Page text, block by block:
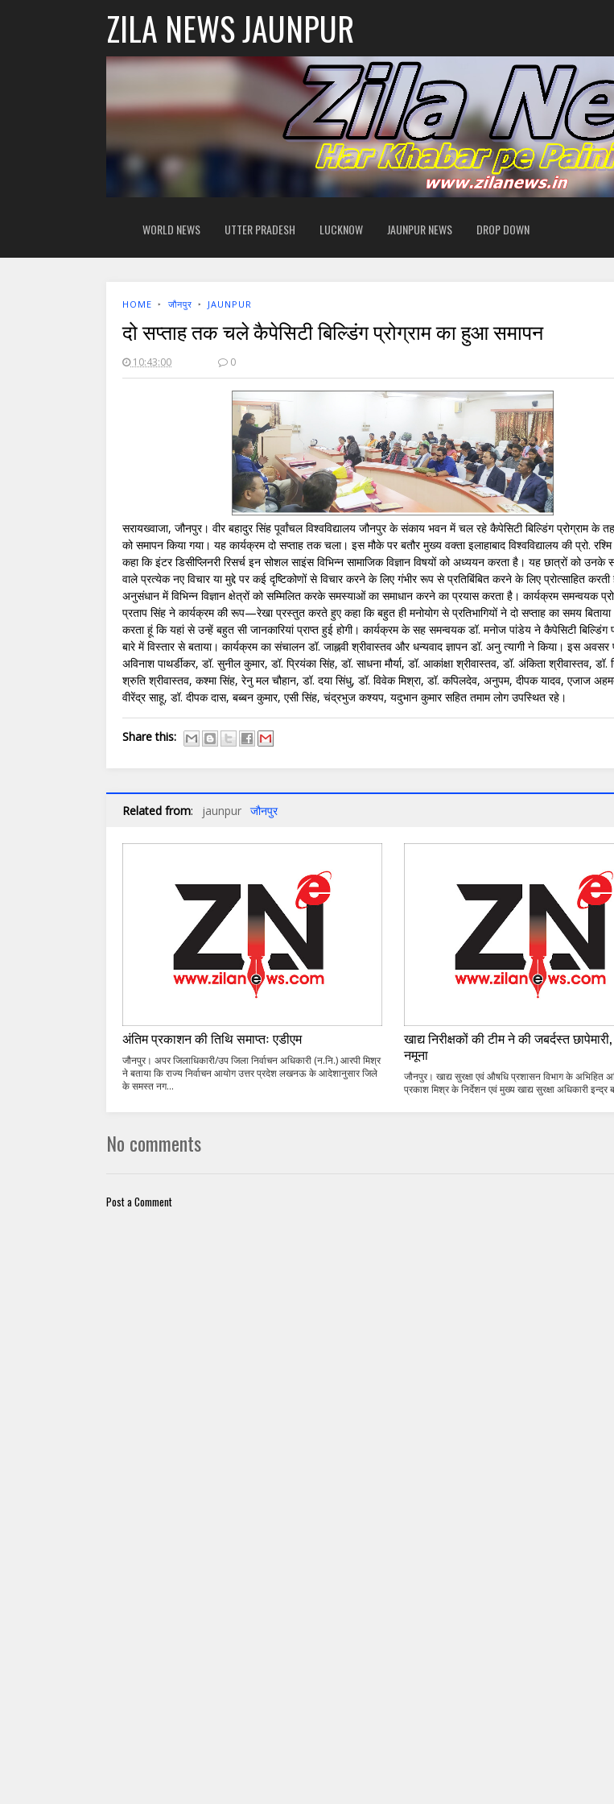
ZILA NEWS JAUNPUR
WORLD NEWS UTTER PRADESH LUCKNOW JAUNPUR NEWS DROP DOWN
HOME ‣ जौनपुर ‣ JAUNPUR
दो सप्ताह तक चले कैपेसिटी बिल्डिंग प्रोग्राम का हुआ समापन
10:43:00 0
सरायख्वाजा, जौनपुर। वीर बहादुर सिंह पूर्वांचल विश्वविद्यालय जौनपुर के संकाय भवन में चल रहे कैपेसिटी बिल्डिंग प्रोग्राम के
को समापन किया गया। यह कार्यक्रम दो सप्ताह तक चला। इस मौके पर बतौर मुख्य वक्ता इलाहाबाद विश्वविद्यालय की प्रो.
कहा कि इंटर डिसीप्लिनरी रिसर्च इन सोशल साइंस विभिन्न सामाजिक विज्ञान विषयों को अध्ययन करता है। यह छात्रों को
वाले प्रत्येक नए विचार या मुद्दे पर कई दृष्टिकोणों से विचार करने के लिए गंभीर रूप से प्रतिबिंबित करने के लिए प्रोत्साहित
अनुसंधान में विभिन्न विज्ञान क्षेत्रों को सम्मिलित करके समस्याओं का समाधान करने का प्रयास करता है। कार्यक्रम समन्वयक
प्रताप सिंह ने कार्यक्रम की रूप—रेखा प्रस्तुत करते हुए कहा कि बहुत ही मनोयोग से प्रतिभागियों ने दो सप्ताह का समय
करता हूं कि यहां से उन्हें बहुत सी जानकारियां प्राप्त हुई होगी। कार्यक्रम के सह समन्वयक डॉ. मनोज पांडेय ने कैपेसिटी बिल्डिंग
बारे में विस्तार से बताया। कार्यक्रम का संचालन डॉ. जाह्नवी श्रीवास्तव और धन्यवाद ज्ञापन डॉ. अनु त्यागी ने किया। इस अवसर
अविनाश पाथर्डीकर, डॉ. सुनील कुमार, डॉ. प्रियंका सिंह, डॉ. साधना मौर्या, डॉ. आकांक्षा श्रीवास्तव, डॉ. अंकिता श्रीवास्तव, डॉ.
श्रुति श्रीवास्तव, कश्मा सिंह, रेनु मल चौहान, डॉ. दया सिंधु, डॉ. विवेक मिश्रा, डॉ. कपिलदेव, अनुपम, दीपक यादव, एजाज
वीरेंद्र साहू, डॉ. दीपक दास, बब्बन कुमार, एसी सिंह, चंद्रभुज कश्यप, यदुभान कुमार सहित तमाम लोग उपस्थित रहे।
Share this:
Related from: jaunpur जौनपुर
अंतिम प्रकाशन की तिथि समाप्तः एडीएम
जौनपुर। अपर जिलाधिकारी/उप जिला निर्वाचन अधिकारी (न.नि.) आरपी मिश्र
ने बताया कि राज्य निर्वाचन आयोग उत्तर प्रदेश लखनऊ के आदेशानुसार जिले
के समस्त नग...
खाद्य निरीक्षकों की टीम ने की जबर्दस्त
नमूना
जौनपुर। खाद्य सुरक्षा एवं औषधि प्रशासन विभाग के अभिहित
प्रकाश मिश्र के निर्देशन एवं मुख्य खाद्य सुरक्षा अधिकारी इन्द्र
No comments
Post a Comment